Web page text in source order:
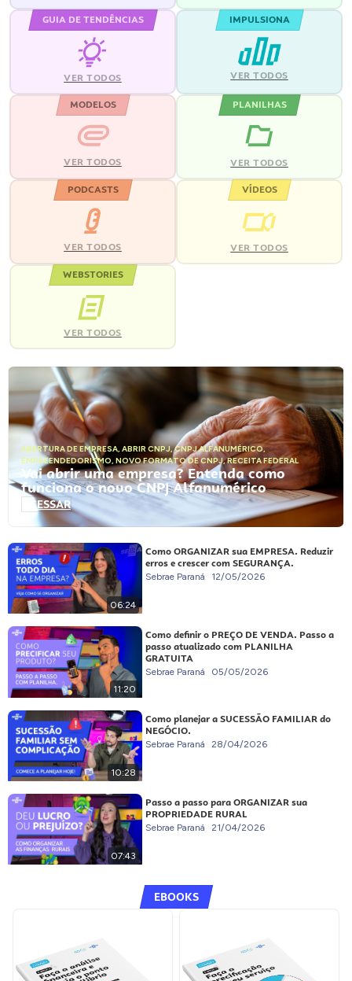
GUIA DE TENDÊNCIAS
VER TODOS
IMPULSIONA
VER TODOS
MODELOS
VER TODOS
PLANILHAS
VER TODOS
PODCASTS
VER TODOS
VÍDEOS
VER TODOS
WEBSTORIES
VER TODOS
ABERTURA DE EMPRESA, ABRIR CNPJ,CNPJ ALFANUMÉRICO,
EMPREENDEDORISMO, NOVO FORMATO DE CNPJ,RECEITA FEDERAL
Vai abrir uma empresa? Entenda como
funciona o novo CNPJ Alfanumérico
ACESSAR
06:24
Como ORGANIZAR sua EMPRESA. Reduzir
erros e crescer com SEGURANÇA.
Sebrae Paraná 12/05/2026
11:20
Como definir o PREÇO DE VENDA. Passo a
passo atualizado com PLANILHA
GRATUITA
Sebrae Paraná 05/05/2026
10:28
Como planejar a SUCESSÃO FAMILIAR do
NEGÓCIO.
Sebrae Paraná 28/04/2026
07:43
Passo a passo para ORGANIZAR sua
PROPRIEDADE RURAL
Sebrae Paraná 21/04/2026
EBOOKS